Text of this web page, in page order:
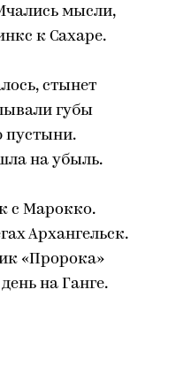
мысли,
к Сахаре.
стынет
губы
пустыни.
на убыль.
с Марокко.
Архангельск.
«Пророка»
на Ганге.